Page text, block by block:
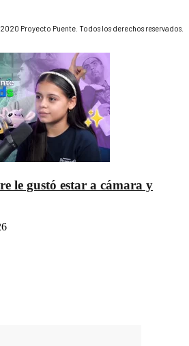
Proyecto Puente. Todos los derechos reservados.
le gustó estar a cámara y